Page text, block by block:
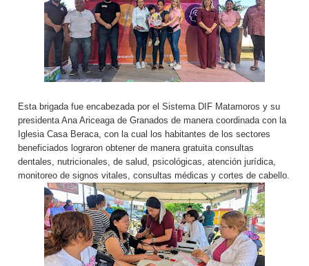
Esta brigada fue encabezada por el Sistema DIF Matamoros y su
presidenta Ana Ariceaga de Granados de manera coordinada con la
Iglesia Casa Beraca, con la cual los habitantes de los sectores
beneficiados lograron obtener de manera gratuita consultas
dentales, nutricionales, de salud, psicológicas, atención jurídica,
monitoreo de signos vitales, consultas médicas y cortes de cabello.